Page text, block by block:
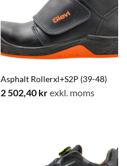
Asphalt Rollerxl+S2P (39-48)
2 502,40 krexkl. moms